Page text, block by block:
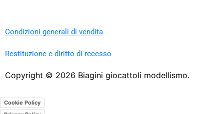
Condizioni generali di vendita
Restituzione e diritto di recesso
Copyright © 2026 Biagini giocattoli modellismo.
Cookie Policy